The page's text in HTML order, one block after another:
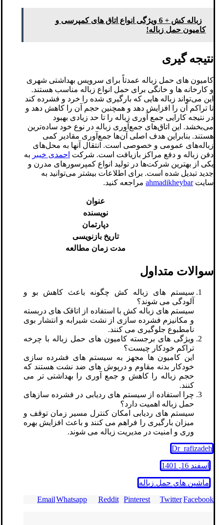
زباله کش + 6 ویژگی انواع اتاق های کمپرسی و
کامیون حمل زباله!
نتیجه گیری
کامیون های حمل زباله عمدتاً برای سرویس بهداشتی شهری
و کارخانه ها و خانگی برای حمل انواع زباله مناسب هستند.
این می‌تواند زباله هایی که بارگیری شده را خرد و فشرده کند
تا تراکم آن را افزایش دهد و همچنین حجم آن را کاهش دهد و
در نتیجه کارایی جمع آوری زباله را تا حد زیادی بهبود
می‌بخشد. این اتاق‌های جمع‌آوری زباله در نوع خود ساده‌ترین
هستند. بنابراین هدف اصلی آن‌ها جمع‌آوری مقادیر کمی
زباله‌های عمومی و خصوصی است. انتقال آنها به محل‌های
دفن زباله و دفع مراکز بازیافت است. شرکت احمدی خیبر به
یکی از بهترین شرکت‌ها در تولید انواع کمپرسورهای مدرن و
جدید تبدیل شده است. برای اطلاعات بیشتر می‌توانید به
سایتahmadikheybar مراجعه کنید.
عنوان
نویسنده
دپارتمان
تاریخ بازنویسی
مدت زمان مطالعه
سوالات متداول
سیستم های زباله کش چگونه باعث کاهش بو و
آلودگی می شوند؟
سیستم های زباله کش با استفاده از اتاقک های دربسته
و مکانیزم فشرده سازی از نشت شیرابه و انتشار بوی
نامطبوع جلوگیری می کنند.
ویژگی های برجسته کامیون های حمل زباله با چرخه
تراکم خودکار چیست؟
این کامیون ها مجهز به سیستم های فشرده سازی
خودکار بدنه مقاوم و درپوش های ضد نشت هستند که
حجم زباله را کاهش و جمع آوری را بهداشتی تر می
کنند.
چرا استفاده از سیستم های ردیابی در فشرده سازهای
حمل زباله اهمیت دارد؟
سیستم های ردیابی امکان کنترل مسیر زمان توقف و
میزان بارگیری را فراهم می کنند و باعث افزایش بهره
وری و امنیت در مدیریت زباله می شوند.
Dr_rafizadeh
اسفند 16, 1401
ماشین های حمل زباله
Facebook
Twitter
Pinterest
Reddit
Whatsapp
Email